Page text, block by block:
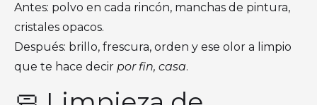
Antes: polvo en cada rincón, manchas de pintura,
cristales opacos.
Después: brillo, frescura, orden y ese olor a limpio
que te hace decir por fin, casa.